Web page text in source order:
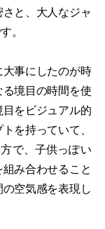
と、大人なジャ
。
事にしたのが時
境目の時間を使
をビジュアル的
を持っていて、
で、子供っぽい
み合わせること
空気感を表現し